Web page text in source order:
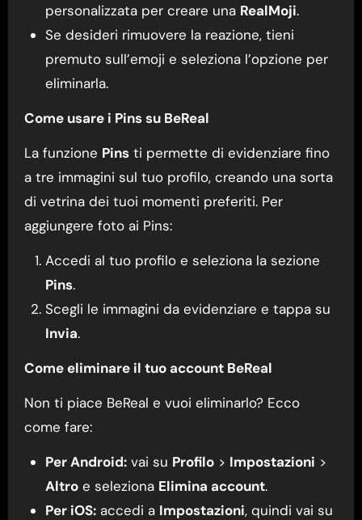
personalizzata per creare una RealMoji.
Se desideri rimuovere la reazione, tieni
premuto sull’emoji e seleziona l’opzione per
eliminarla.
Come usare i Pins su BeReal
La funzione Pinsti permette di evidenziare fino
a tre immagini sul tuo profilo, creando una sorta
di vetrina dei tuoi momenti preferiti. Per
aggiungere foto ai Pins:
Accedi al tuo profilo e seleziona la sezione
Pins.
Scegli le immagini da evidenziare e tappa su
Invia.
Come eliminare il tuo account BeReal
Non ti piace BeReal e vuoi eliminarlo? Ecco
come fare:
Per Android:vai su Profilo> Impostazioni >
Altroe seleziona Elimina account.
Per iOS:accedi a Impostazioni, quindi vai su